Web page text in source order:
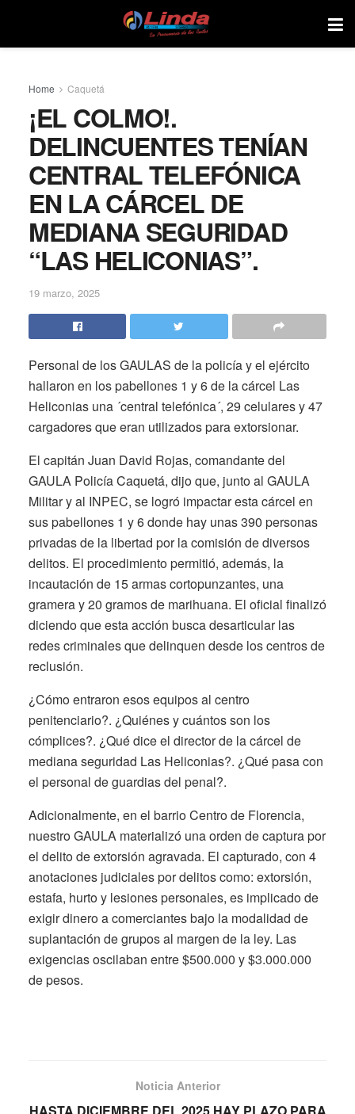
Home Caquetá
¡EL COLMO!.
DELINCUENTES TENÍAN
CENTRAL TELEFÓNICA
EN LA CÁRCEL DE
MEDIANA SEGURIDAD
“LAS HELICONIAS”.
19 marzo, 2025
Personal de los GAULAS de la policía y el ejército
hallaron en los pabellones 1 y 6 de la cárcel Las
Heliconias una ´central telefónica´, 29 celulares y 47
cargadores que eran utilizados para extorsionar.
El capitán Juan David Rojas, comandante del
GAULA Policía Caquetá, dijo que, junto al GAULA
Militar y al INPEC, se logró impactar esta cárcel en
sus pabellones 1 y 6 donde hay unas 390 personas
privadas de la libertad por la comisión de diversos
delitos. El procedimiento permitió, además, la
incautación de 15 armas cortopunzantes, una
gramera y 20 gramos de marihuana. El oficial finalizó
diciendo que esta acción busca desarticular las
redes criminales que delinquen desde los centros de
reclusión.
¿Cómo entraron esos equipos al centro
penitenciario?. ¿Quiénes y cuántos son los
cómplices?. ¿Qué dice el director de la cárcel de
mediana seguridad Las Heliconias?. ¿Qué pasa con
el personal de guardias del penal?.
Adicionalmente, en el barrio Centro de Florencia,
nuestro GAULA materializó una orden de captura por
el delito de extorsión agravada. El capturado, con 4
anotaciones judiciales por delitos como: extorsión,
estafa, hurto y lesiones personales, es implicado de
exigir dinero a comerciantes bajo la modalidad de
suplantación de grupos al margen de la ley. Las
exigencias oscilaban entre $500.000 y $3.000.000
de pesos.
Noticia Anterior
HASTA DICIEMBRE DEL 2025 HAY PLAZO PARA